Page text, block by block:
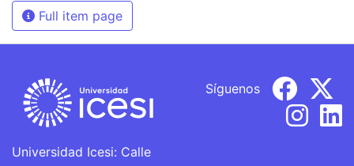
Full item page
Universidad Icesi: Calle
Síguenos